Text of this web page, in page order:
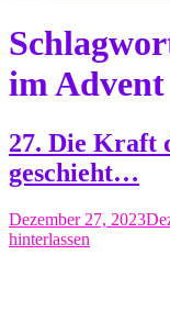
im Advent
27. Die Kraft
geschieht…
Dezember 27, 2023
hinterlassen